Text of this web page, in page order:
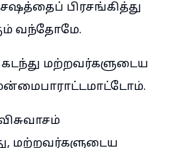
பிரசங்கித்து
வந்தோமே.
மற்றவர்களுடைய
மற்றவர்களுடைய